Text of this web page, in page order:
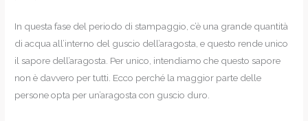
In questa fase del periodo di stampaggio, c’è una grande quantità
di acqua all’interno del guscio dell’aragosta, e questo rende unico
il sapore dell’aragosta. Per unico, intendiamo che questo sapore
non è davvero per tutti. Ecco perché la maggior parte delle
persone opta per un’aragosta con guscio duro.